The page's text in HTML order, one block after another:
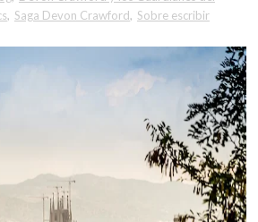
, Saga Devon Crawford, Sobre escribir